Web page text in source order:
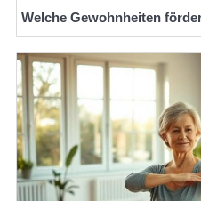
Welche Gewohnheiten